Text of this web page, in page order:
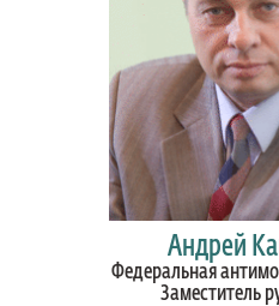
Андрей
Федеральная
Заместитель